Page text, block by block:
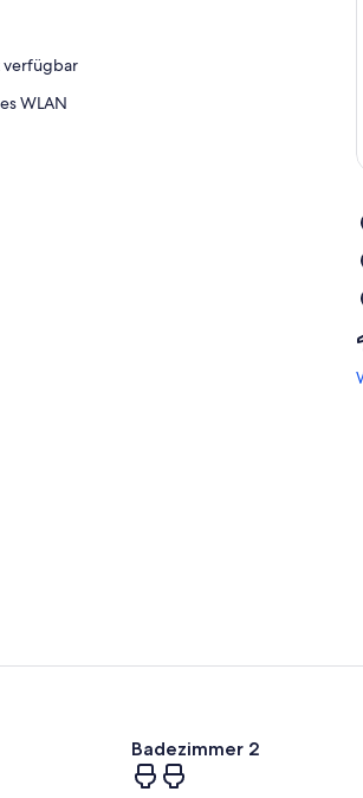
verfügbar
WLAN
Badezimmer 2